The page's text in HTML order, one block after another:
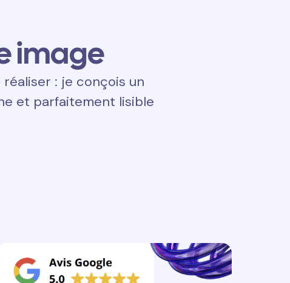
image
: je conçois un
et parfaitement lisible